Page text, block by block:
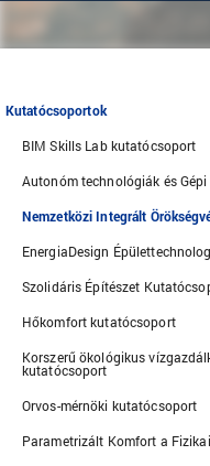
Kutatócsoportok
BIM Skills Lab kutatócsoport
Autonóm technológiák és
Nemzetközi Integrált
EnergiaDesign
Szolidáris Építészet
Hőkomfort kutatócsoport
Korszerű ökológikus
kutatócsoport
Orvos-mérnöki kutatócsoport
Parametrizált Komfort a